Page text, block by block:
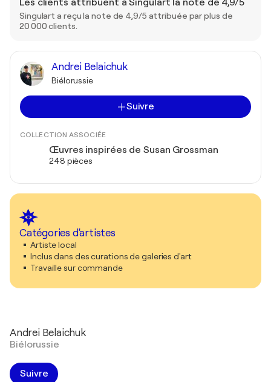
Les clients attribuent à Singulart la note de 4,9/5
Singulart a reçu la note de 4,9/5 attribuée par plus de
20 000 clients.
Andrei Belaichuk
Biélorussie
Suivre
COLLECTION ASSOCIÉE
Œuvres inspirées de Susan Grossman
248 pièces
Catégories d'artistes
Artiste local
Inclus dans des curations de galeries d'art
Travaille sur commande
Andrei Belaichuk
Biélorussie
Suivre